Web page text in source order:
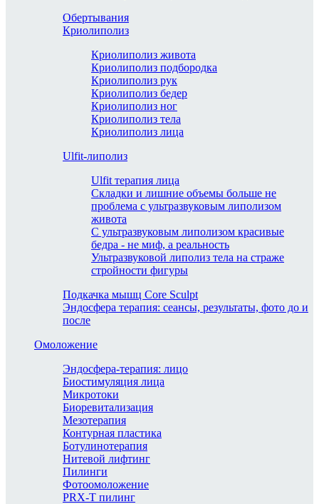
Обертывания
Криолиполиз
Криолиполиз живота
Криолиполиз подбородка
Криолиполиз рук
Криолиполиз бедер
Криолиполиз ног
Криолиполиз тела
Криолиполиз лица
Ulfit-липолиз
Ulfit терапия лица
Складки и лишние объемы больше не
проблема с ультразвуковым липолизом
живота
С ультразвуковым липолизом красивые
бедра - не миф, а реальность
Ультразвуковой липолиз тела на страже
стройности фигуры
Подкачка мышц Core Sculpt
Эндосфера терапия: сеансы, результаты, фото до и
после
Омоложение
Эндосфера-терапия: лицо
Биостимуляция лица
Микротоки
Биоревитализация
Мезотерапия
Контурная пластика
Ботулинотерапия
Нитевой лифтинг
Пилинги
Фотоомоложение
PRX-T пилинг